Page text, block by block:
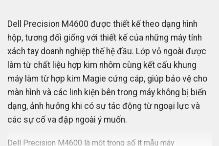
Dell Precision M4600 được thiết kế theo dạng hình
hộp, tương đối giống với thiết kế của những máy tính
xách tay doanh nghiệp thế hệ đầu. Lớp vỏ ngoài được
làm từ chất liệu hợp kim nhôm cùng kết cấu khung
máy làm từ hợp kim Magie cứng cáp, giúp bảo vệ cho
màn hình và các linh kiện bên trong máy không bị biến
dạng, ảnh hưởng khi có sự tác động từ ngoại lực và
các sự cố va đập ngoài ý muốn.
Dell Precision M4600 là một trong số ít mẫu máy